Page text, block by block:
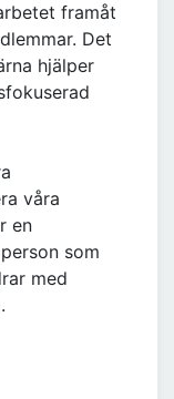
framåt
Det
hjälper
våra
en
som
med